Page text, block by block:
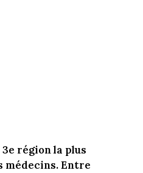
région la plus
Entre